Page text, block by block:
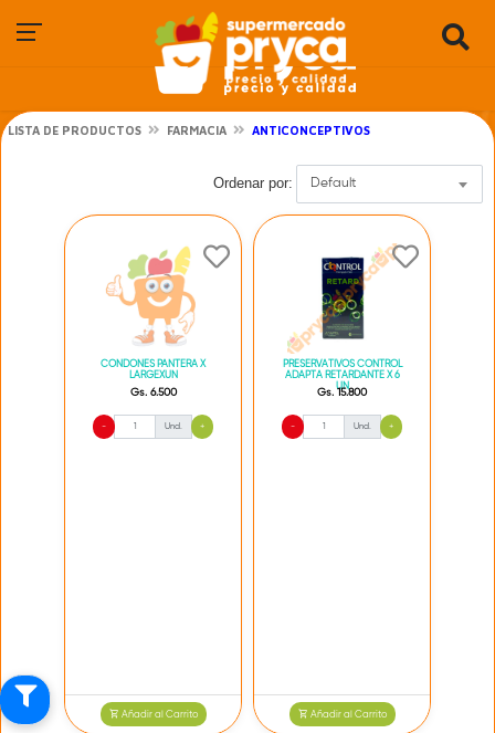
LISTA DE PRODUCTOS FARMACIA ANTICONCEPTIVOS
Ordenar por: Default
CONDONES PANTERA X
LARGEXUN
Gs. 6.500
- Und. +
Añadir al Carrito
PRESERVATIVOS CONTROL
ADAPTA RETARDANTE X 6
UN
Gs. 15.800
- Und. +
Añadir al Carrito